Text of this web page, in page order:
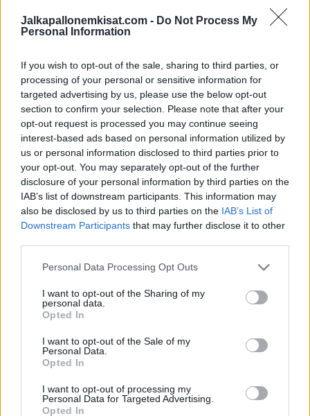
Jalkapallonemkisat.com - Do Not Process My
Personal Information
If you wish to opt-out of the sale, sharing to third parties, or
processing of your personal or sensitive information for
targeted advertising by us, please use the below opt-out
section to confirm your selection. Please note that after your
opt-out request is processed you may continue seeing
interest-based ads based on personal information utilized by
us or personal information disclosed to third parties prior to
your opt-out. You may separately opt-out of the further
disclosure of your personal information by third parties on the
IAB’s list of downstream participants. This information may
also be disclosed by us to third parties on the IAB’s List of
Downstream Participants that may further disclose it to other
Personal Data Processing Opt Outs
I want to opt-out of the Sharing of my
personal data.
Opted In
I want to opt-out of the Sale of my
Personal Data.
Opted In
I want to opt-out of processing my
Personal Data for Targeted Advertising.
Opted In
onnistunut tehtailemaan alkukauden aikana kaksi kappaletta.
maaotteluihin Puolaa (7.10.), Bulgariaa (11.10.) sekä Irlantia
(14.10.) vastaan.
Edellinen artikkeli
Upea maali miesten Ykkösessä
Seuraava artikkeli
KuPS pelaa illalla paikasta
näyttää ottelun!
LIITTYVÄT ARTIKKELIT
Suomen MM-karsintojen näkymät –
analyysi